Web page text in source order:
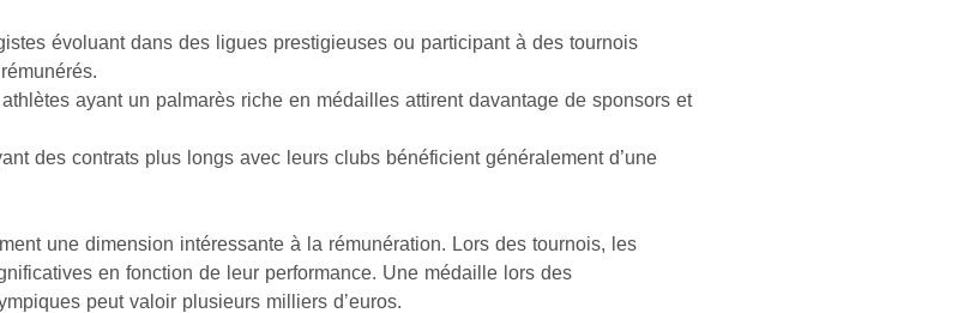
évoluant dans des ligues prestigieuses ou participant à des tournois
athlètes ayant un palmarès riche en médailles attirent davantage de sponsors et
des contrats plus longs avec leurs clubs bénéficient généralement d’une
une dimension intéressante à la rémunération. Lors des tournois, les
en fonction de leur performance. Une médaille lors des
peut valoir plusieurs milliers d’euros.